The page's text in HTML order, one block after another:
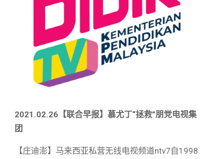
2021.02.26【联合早报】慕尤丁“拯救”朋党电视集
团
【庄迪澎】马来西亚私营无线电视频道ntv7自1998